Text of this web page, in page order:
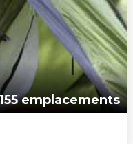
155 emplacements